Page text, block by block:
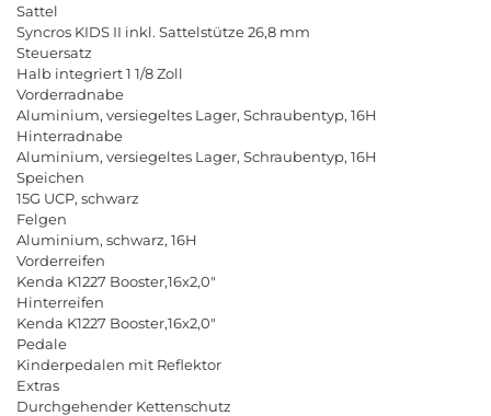
Sattel
Syncros KIDS II inkl. Sattelstütze26,8 mm
Steuersatz
Halb integriert1 1/8Zoll
Vorderradnabe
Aluminium, versiegeltes Lager, Schraubentyp, 16H
Hinterradnabe
Aluminium, versiegeltes Lager, Schraubentyp, 16H
Speichen
15G UCP, schwarz
Felgen
Aluminium, schwarz, 16H
Vorderreifen
Kenda K1227 Booster,16x2,0"
Hinterreifen
Kenda K1227 Booster,16x2,0"
Pedale
Kinderpedalen mit Reflektor
Extras
Durchgehender Kettenschutz